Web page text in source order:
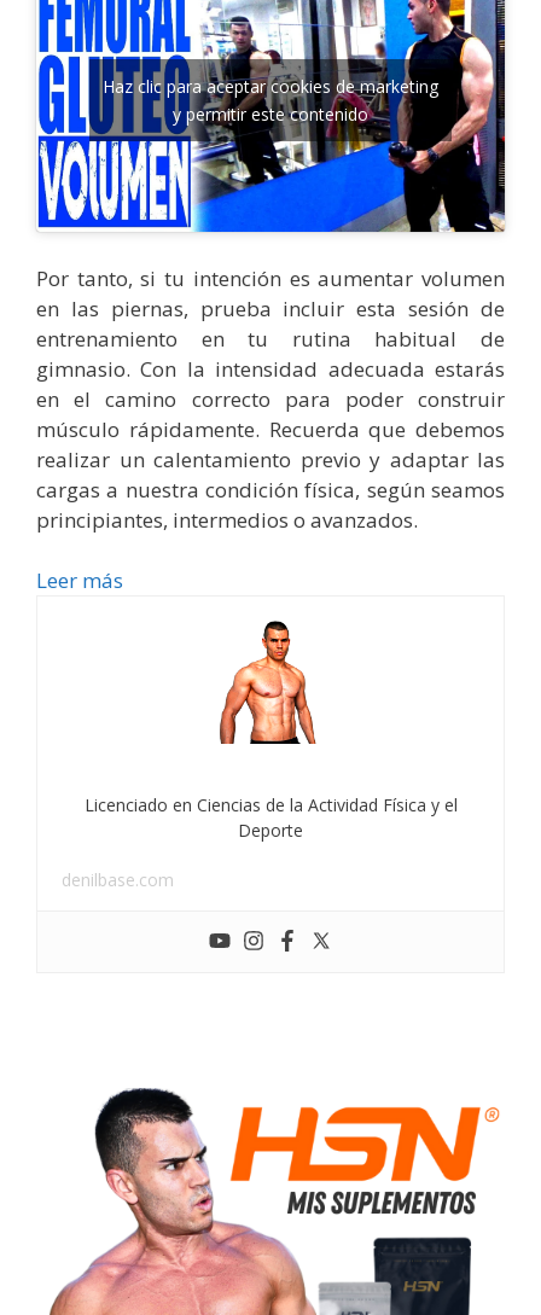
Haz clic para aceptar cookies de marketing
y permitir este contenido
Por tanto, si tu intención es aumentar volumen
en las piernas, prueba incluir esta sesión de
entrenamiento en tu rutina habitual de
gimnasio. Con la intensidad adecuada estarás
en el camino correcto para poder construir
músculo rápidamente. Recuerda que debemos
realizar un calentamiento previo y adaptar las
cargas a nuestra condición física, según seamos
principiantes, intermedios o avanzados.
Leer más
Licenciado en Ciencias de la Actividad Física y el
Deporte
denilbase.com